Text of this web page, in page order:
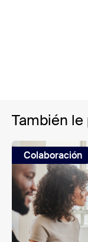
También
Colaboración